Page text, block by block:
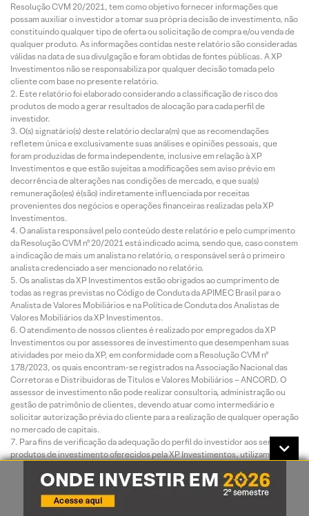
Resolução CVM 20/2021, tem como objetivo fornecer informações que
possam auxiliar o investidor a tomar sua própria decisão de investimento, não
constituindo qualquer tipo de oferta ou solicitação de compra e/ou venda de
qualquer produto. As informações contidas neste relatório são consideradas
válidas na data de sua divulgação e foram obtidas de fontes públicas. A XP
Investimentos não se responsabiliza por qualquer decisão tomada pelo
cliente com base no presente relatório.
Este relatório foi elaborado considerando a classificação de risco dos
produtos de modo a gerar resultados de alocação para cada perfil de
investidor.
O(s) signatário(s) deste relatório declara(m) que as recomendações
refletem única e exclusivamente suas análises e opiniões pessoais, que
foram produzidas de forma independente, inclusive em relação à XP
Investimentos e que estão sujeitas a modificações sem aviso prévio em
decorrência de alterações nas condições de mercado, e que sua(s)
remuneração(es) é(são) indiretamente influenciada por receitas
provenientes dos negócios e operações financeiras realizadas pela XP
Investimentos.
O analista responsável pelo conteúdo deste relatório e pelo cumprimento
da Resolução CVM nº 20/2021 está indicado acima, sendo que, caso constem
a indicação de mais um analista no relatório, o responsável será o primeiro
analista credenciado a ser mencionado no relatório.
Os analistas da XP Investimentos estão obrigados ao cumprimento de
todas as regras previstas no Código de Conduta da APIMEC Brasil para o
Analista de Valores Mobiliários e na Política de Conduta dos Analistas de
Valores Mobiliários da XP Investimentos.
O atendimento de nossos clientes é realizado por empregados da XP
Investimentos ou por assessores de investimento que desempenham suas
atividades por meio da XP, em conformidade com a Resolução CVM nº
178/2023, os quais encontram-se registrados na Associação Nacional das
Corretoras e Distribuidoras de Títulos e Valores Mobiliários – ANCORD. O
assessor de investimento não pode realizar consultoria, administração ou
gestão de patrimônio de clientes, devendo atuar como intermediário e
solicitar autorização prévia do cliente para a realização de qualquer operação
no mercado de capitais.
Para fins de verificação da adequação do perfil do investidor aos serviços e
produtos de investimento oferecidos pela XP Investimentos, utilizamos a
Regras e Procedimentos ANBIMA de Suitability nº 01 e do Código ANBIMA
de Distribuição de Produtos de Investimento. Essa metodologia consiste em
atribuir uma pontuação máxima de risco para cada perfil de investidor